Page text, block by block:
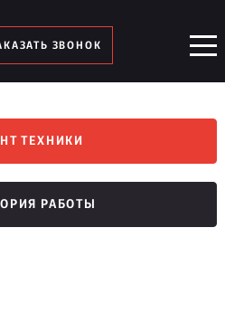
ЗВОНОК
ТЕХНИКИ
РАБОТЫ